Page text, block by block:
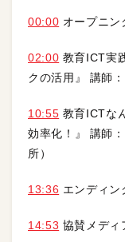
00:00 オープニン
02:00 教育ICT実
クの活用』 講師
10:55 教育ICTな
効率化！』 講師
所）
13:36 エンディン
14:53 協賛メディ